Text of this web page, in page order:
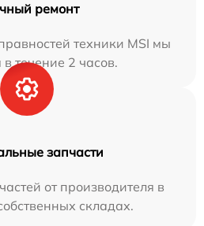
ремонт
техники MSI мы
течение 2 часов.
запчасти
от производителя в
складах.